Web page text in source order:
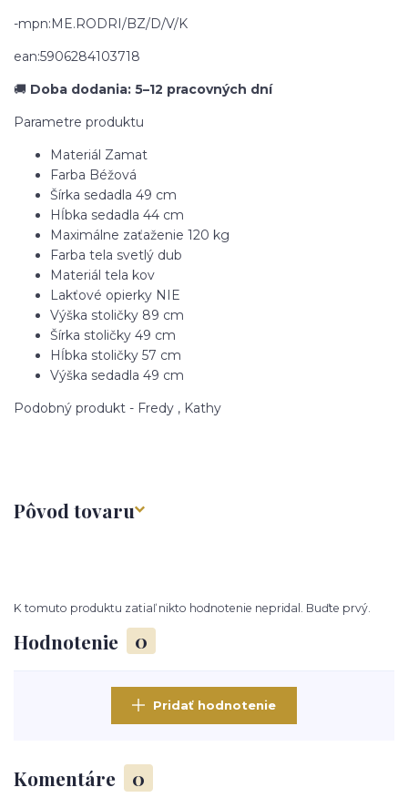
-mpn:ME.RODRI/BZ/D/V/K
ean:5906284103718
🚚 Doba dodania: 5–12 pracovných dní
Parametre produktu
Materiál Zamat
Farba Béžová
Šírka sedadla 49 cm
Hĺbka sedadla 44 cm
Maximálne zaťaženie 120 kg
Farba tela svetlý dub
Materiál tela kov
Lakťové opierky NIE
Výška stoličky 89 cm
Šírka stoličky 49 cm
Hĺbka stoličky 57 cm
Výška sedadla 49 cm
Podobný produkt - Fredy , Kathy
Pôvod tovaru
Hodnotenie 0
K tomuto produktu zatiaľ nikto hodnotenie nepridal. Buďte prvý.
Pridať hodnotenie
Komentáre 0